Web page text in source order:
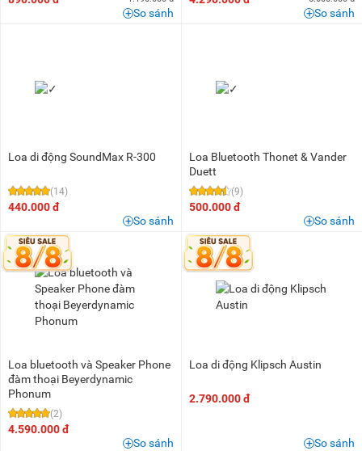
So sánh So sánh
Loa di động SoundMax R-300
(14)
440.000 đ
So sánh
Loa Bluetooth Thonet & Vander
Duett
(9)
500.000 đ
So sánh
Loa bluetooth và Speaker Phone
đàm thoại Beyerdynamic
Phonum
(2)
4.590.000 đ
So sánh
Loa di động Klipsch Austin
2.790.000 đ
So sánh